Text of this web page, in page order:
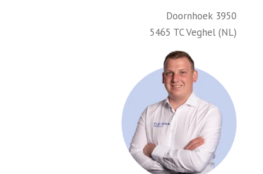
Doornhoek 3950
5465 TC Veghel (NL)